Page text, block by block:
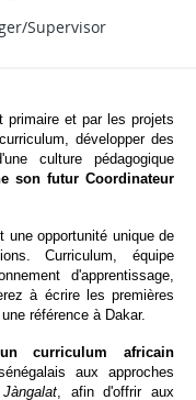
Supervisor
primaire et par les projets
développer des
culture pédagogique
son futur Coordinateur
une opportunité unique de
Curriculum, équipe
d'apprentissage,
à écrire les premières
référence à Dakar.
curriculum africain
Jàngalat, afin d'offrir aux